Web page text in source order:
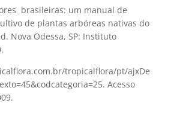
brasileiras: um manual de
de plantas arbóreas nativas do
Nova Odessa, SP: Instituto
tropicalflora/pt/ajxDe
Acesso